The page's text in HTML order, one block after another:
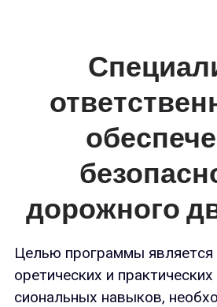
дорожного
Целью прог­раммы яв­ля­ет­ся
оре­тичес­ких и
си­ональ­ных на­выков,